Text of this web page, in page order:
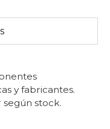
y fabricantes.
según stock.